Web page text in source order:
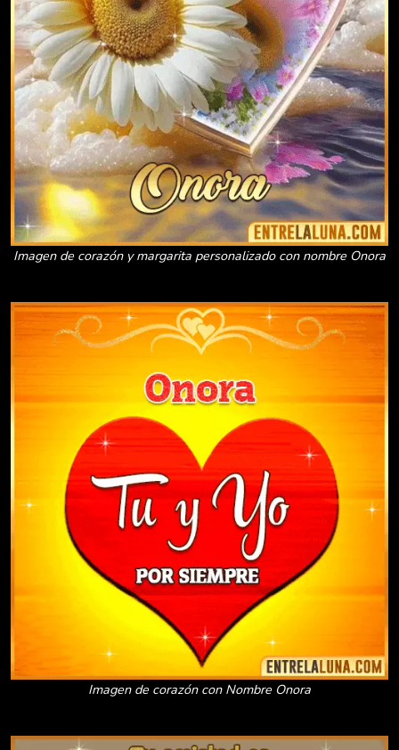
Imagen de corazón y margarita personalizado con nombre Onora
Imagen de corazón con Nombre Onora